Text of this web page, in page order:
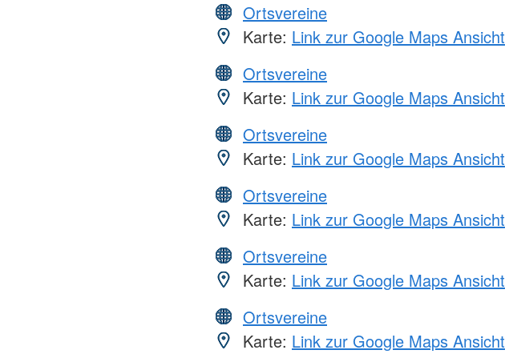
Ortsvereine
Karte: Link zur Google Maps Ansicht
Ortsvereine
Karte: Link zur Google Maps Ansicht
Ortsvereine
Karte: Link zur Google Maps Ansicht
Ortsvereine
Karte: Link zur Google Maps Ansicht
Ortsvereine
Karte: Link zur Google Maps Ansicht
Ortsvereine
Karte: Link zur Google Maps Ansicht